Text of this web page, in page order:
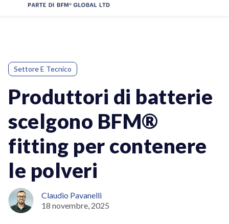
Settore E Tecnico
Produttori di batterie
scelgono BFM®
fitting per contenere
le polveri
Claudio Pavanelli
18 novembre, 2025